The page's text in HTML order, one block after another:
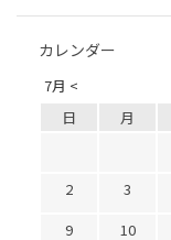
カレンダー
7月 <
日 月
2
3
9
10